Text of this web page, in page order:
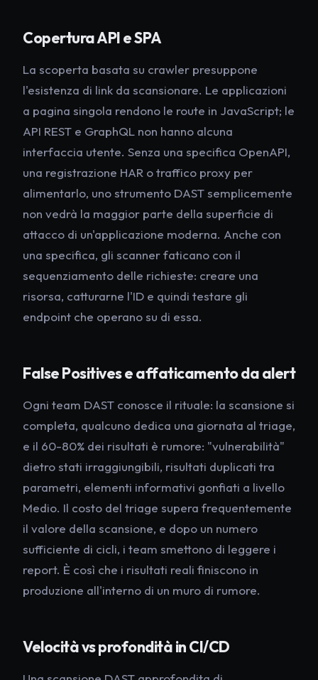
Copertura API e SPA
La scoperta basata su crawler presuppone
l'esistenza di link da scansionare. Le applicazioni
a pagina singola rendono le route in JavaScript; le
API REST e GraphQL non hanno alcuna
interfaccia utente. Senza una specifica OpenAPI,
una registrazione HAR o traffico proxy per
alimentarlo, uno strumento DAST semplicemente
non vedrà la maggior parte della superficie di
attacco di un'applicazione moderna. Anche con
una specifica, gli scanner faticano con il
sequenziamento delle richieste: creare una
risorsa, catturarne l'ID e quindi testare gli
endpoint che operano su di essa.
False Positives e affaticamento da alert
Ogni team DAST conosce il rituale: la scansione si
completa, qualcuno dedica una giornata al triage,
e il 60-80% dei risultati è rumore: "vulnerabilità"
dietro stati irraggiungibili, risultati duplicati tra
parametri, elementi informativi gonfiati a livello
Medio. Il costo del triage supera frequentemente
il valore della scansione, e dopo un numero
sufficiente di cicli, i team smettono di leggere i
report. È così che i risultati reali finiscono in
produzione all'interno di un muro di rumore.
Velocità vs profondità in CI/CD